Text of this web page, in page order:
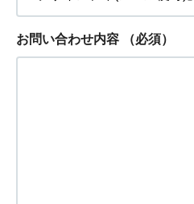
お問い合わせ内容 （必須）